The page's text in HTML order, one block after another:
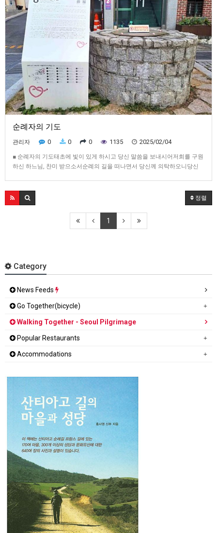
순례자의 기도
관리자 0 0 0 1135 2025/02/04
■ 순례자의 기도태초에 빛이 있게 하시고 당신 말씀을 보내시어저희를 구원
하신 하느님, 찬미 받으소서순례의 길을 떠나면서 당신께 의탁하오니당신
하여금 신앙과 사랑을 다하여당신의 구원 의지와 그리스도의 사랑을깊이 느
끼게 하…
정렬
1
Category
News Feeds
Go Together(bicycle)
Walking Together - Seoul Pilgrimage
Popular Restaurants
Accommodations